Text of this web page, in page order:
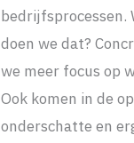
bedrijfsprocessen.
doen we dat?
we meer focus op
Ook komen in de
onderschatte en